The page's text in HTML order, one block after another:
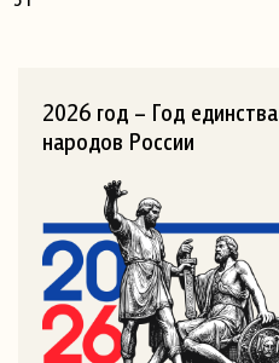
2026 год – Год единства
народов России